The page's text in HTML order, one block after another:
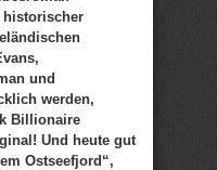
historischer
und
werden,
Billionaire
Und heute gut
Ostseefjord“,